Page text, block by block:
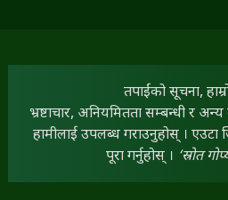
तपाईंको सूचना,
भ्रष्टाचार, अनियमितता सम्बन्धी र
हामीलाई उपलब्ध गराउनुहोस् । एउटा
पूरा गर्नुहोस् । ‘स्रोत